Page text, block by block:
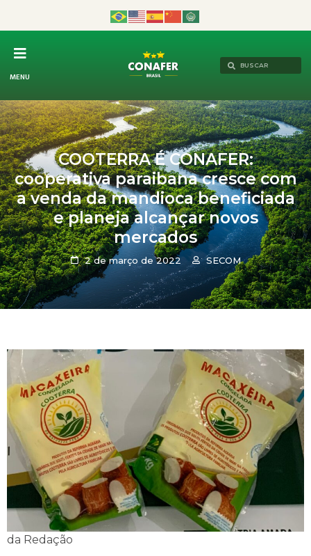
MENU
COOTERRA É CONAFER:
cooperativa paraibana cresce com
a venda da mandioca beneficiada
e planeja alcançar novos
mercados
2 de março de 2022 SECOM
da Redação